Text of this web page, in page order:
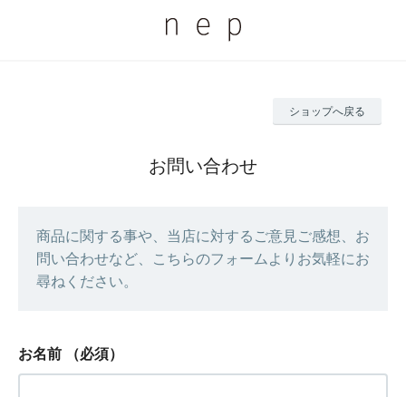
ショップへ戻る
お問い合わせ
商品に関する事や、当店に対するご意見ご感想、お
問い合わせなど、こちらのフォームよりお気軽にお
尋ねください。
お名前 （必須）